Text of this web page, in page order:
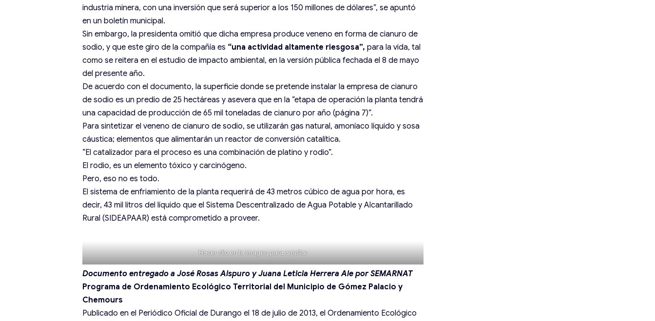
industria minera, con una inversión que será superior a los 150 millones de dólares”, se apuntó
en un boletín municipal.
Sin embargo, la presidenta omitió que dicha empresa produce veneno en forma de cianuro de
sodio, y que este giro de la compañía es “una actividad altamente riesgosa”,para la vida, tal
como se reitera en el estudio de impacto ambiental, en la versión pública fechada el 8 de mayo
del presente año.
De acuerdo con el documento, la superficie donde se pretende instalar la empresa de cianuro
de sodio es un predio de 25 hectáreas y asevera que en la “etapa de operación la planta tendrá
una capacidad de producción de 65 mil toneladas de cianuro por año (página 7)”.
Para sintetizar el veneno de cianuro de sodio, se utilizarán gas natural, amoníaco líquido y sosa
cáustica; elementos que alimentarán un reactor de conversión catalítica.
“El catalizador para el proceso es una combinación de platino y rodio”.
El rodio, es un elemento tóxico y carcinógeno.
Pero, eso no es todo.
El sistema de enfriamiento de la planta requerirá de 43 metros cúbico de agua por hora, es
decir, 43 mil litros del líquido que el Sistema Descentralizado de Agua Potable y Alcantarillado
Rural (SIDEAPAAR) está comprometido a proveer.
Hacer clic en la imagen para ampliar
Documento entregado a José Rosas Aispuro y Juana Leticia Herrera Ale por SEMARNAT
Programa de Ordenamiento Ecológico Territorial del Municipio de Gómez Palacio y
Chemours
Publicado en el Periódico Oficial de Durango el 18 de julio de 2013, el Ordenamiento Ecológico